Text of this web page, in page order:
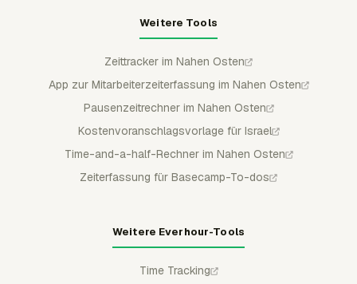
Weitere Tools
Zeittracker im Nahen Osten
App zur Mitarbeiterzeiterfassung im Nahen Osten
Pausenzeitrechner im Nahen Osten
Kostenvoranschlagsvorlage für Israel
Time-and-a-half-Rechner im Nahen Osten
Zeiterfassung für Basecamp-To-dos
Weitere Everhour-Tools
Time Tracking